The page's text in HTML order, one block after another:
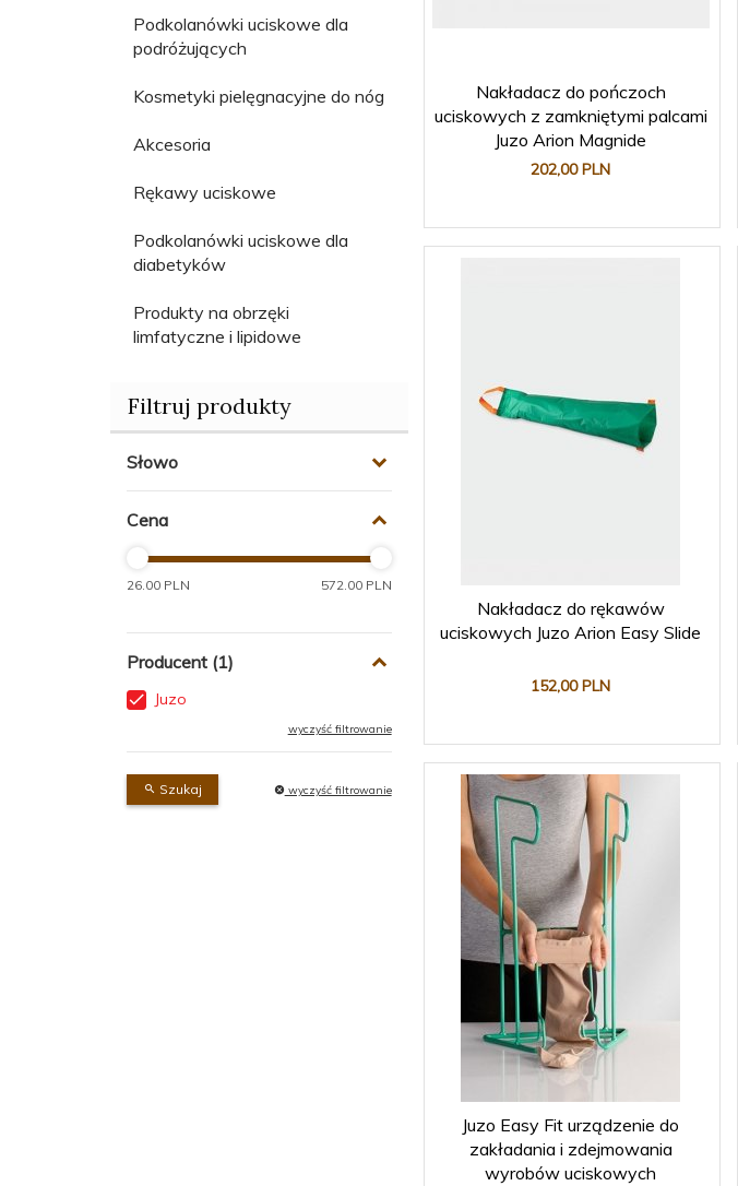
Podkolanówki uciskowe dla
podróżujących
Kosmetyki pielęgnacyjne do nóg
Akcesoria
Rękawy uciskowe
Podkolanówki uciskowe dla
diabetyków
Produkty na obrzęki
limfatyczne i lipidowe
Filtruj produkty
Słowo
Cena
26.00 PLN 572.00 PLN
Producent
Juzo
wyczyść filtrowanie
Szukaj wyczyść filtrowanie
Nakładacz do pończoch
uciskowych z zamkniętymi palcami
Juzo Arion Magnide
202,00 PLN
Nakładacz do rękawów
uciskowych Juzo Arion Easy Slide
152,00 PLN
Juzo Easy Fit urządzenie do
zakładania i zdejmowania
wyrobów uciskowych